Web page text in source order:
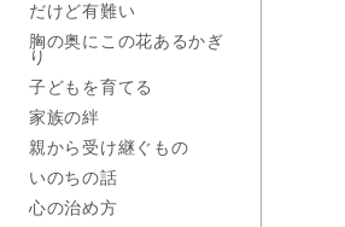
だけど有難い
胸の奥にこの花あるかぎ
り
子どもを育てる
家族の絆
親から受け継ぐもの
いのちの話
心の治め方